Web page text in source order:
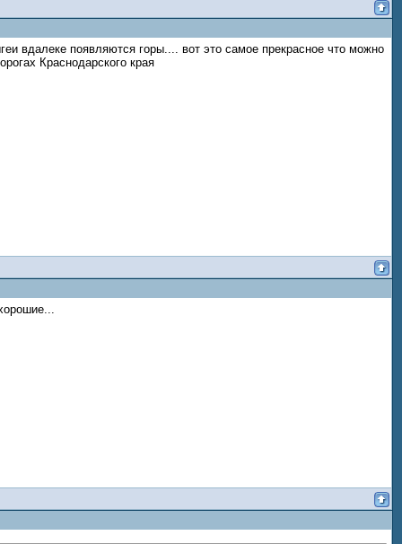
вдалеке появляются горы.... вот это самое прекрасное что можно
Краснодарского края